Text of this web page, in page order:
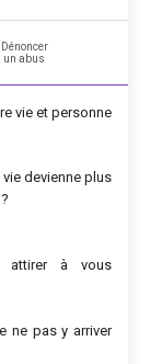
Dénoncer
un abus
vie et personne
devienne plus
attirer à vous
ne pas y arriver